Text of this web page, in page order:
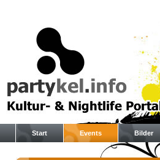
Start Events Bilder